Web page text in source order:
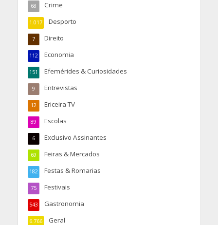
Crime
68
Desporto
1.017
Direito
7
Economia
112
Efemérides & Curiosidades
151
Entrevistas
9
Ericeira TV
12
Escolas
89
Exclusivo Assinantes
6
Feiras & Mercados
69
Festas & Romarias
182
Festivais
75
Gastronomia
543
Geral
6.766